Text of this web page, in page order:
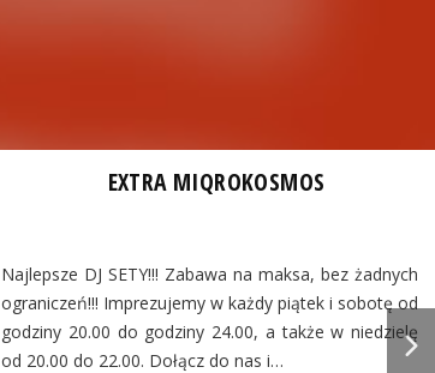
EXTRA MIQROKOSMOS
Najlepsze DJ SETY!!! Zabawa na maksa, bez żadnych
ograniczeń!!! Imprezujemy w każdy piątek i sobotę od
godziny 20.00 do godziny 24.00, a także w niedzielę
od 20.00 do 22.00. Dołącz do nas i…